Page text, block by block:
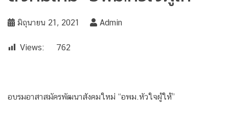
มิถุนายน 21, 2021 Admin
Views: 762
อบรมอาสาสมัครพัฒนาสังคมใหม่ “อพม.หัวใจผู้ให้”